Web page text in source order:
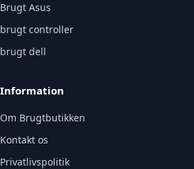
Brugt Asus
brugt controller
brugt dell
Information
Om Brugtbutikken
Kontakt os
Privatlivspolitik